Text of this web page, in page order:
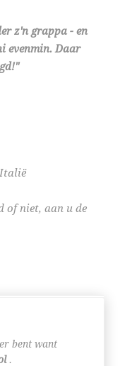
z'n grappa - en
evenmin. Daar
Italië
of niet, aan u de
bent want
.